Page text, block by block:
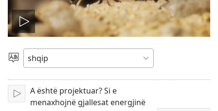
Nis
videon
Zgjidh
gjuhën
Luaj
A është projektuar? Si e
menaxhojnë gjallesat energjinë